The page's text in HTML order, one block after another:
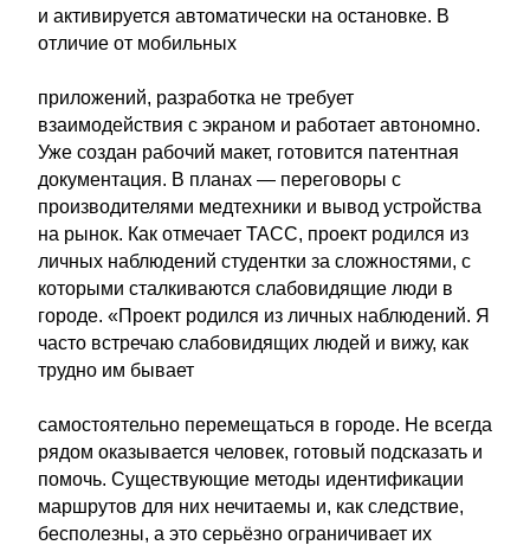
и активируется автоматически на остановке. В
отличие от мобильных
приложений, разработка не требует
взаимодействия с экраном и работает автономно.
Уже создан рабочий макет, готовится патентная
документация. В планах — переговоры с
производителями медтехники и вывод устройства
на рынок. Как отмечает ТАСС, проект родился из
личных наблюдений студентки за сложностями, с
которыми сталкиваются слабовидящие люди в
городе. «Проект родился из личных наблюдений. Я
часто встречаю слабовидящих людей и вижу, как
трудно им бывает
самостоятельно перемещаться в городе. Не всегда
рядом оказывается человек, готовый подсказать и
помочь. Существующие методы идентификации
маршрутов для них нечитаемы и, как следствие,
бесполезны, а это серьёзно ограничивает их